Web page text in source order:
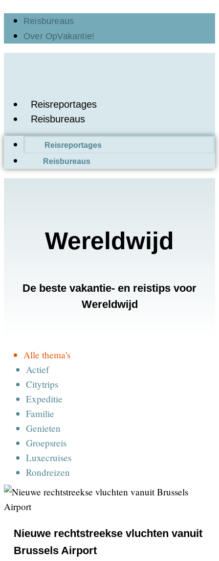
Ga
naar
inhoud
Reisbureaus
Over OpVakantie!
Reisreportages
Reisbureaus
Reisreportages
Reisbureaus
Wereldwijd
De beste vakantie- en reistips voor
Wereldwijd
Alle thema's
Actief
Citytrips
Expeditie
Familie
Genieten
Groepsreis
Luxecruises
Rondreizen
Nieuwe rechtstreekse vluchten vanuit
Brussels Airport